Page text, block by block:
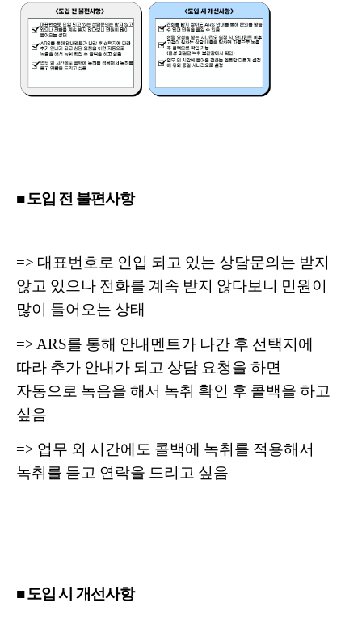
■ 도입 전 불편사항
=> 대표번호로 인입 되고 있는 상담문의는 받지
않고 있으나 전화를 계속 받지 않다보니 민원이
많이 들어오는 상태
=> ARS를 통해 안내멘트가 나간 후 선택지에
따라 추가 안내가 되고 상담 요청을 하면
자동으로 녹음을 해서 녹취 확인 후 콜백을 하고
싶음
=> 업무 외 시간에도 콜백에 녹취를 적용해서
녹취를 듣고 연락을 드리고 싶음
■ 도입 시 개선사항